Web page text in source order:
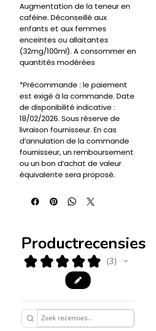
Augmentation de la teneur en
caféine. Déconseillé aux
enfants et aux femmes
enceintes ou allaitantes
(32mg/100ml). A consommer en
quantités modérées
*Précommande : le paiement
est exigé à la commande. Date
de disponibilité indicative :
18/02/2026. Sous réserve de
livraison fournisseur. En cas
d’annulation de la commande
fournisseur, un remboursement
ou un bon d’achat de valeur
équivalente sera proposé.
Productrecensies
★ ★ ★ ★ ★ 3
3